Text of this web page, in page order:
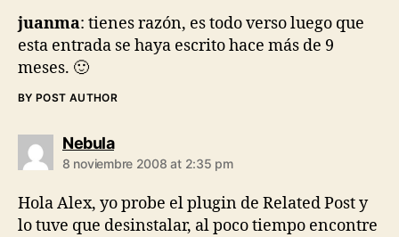
juanma: tienes razón, es todo verso luego que
esta entrada se haya escrito hace más de 9
meses. 🙂
BY POST AUTHOR
Nebulasays:
8 noviembre 2008 at 2:35 pm
Hola Alex, yo probe el plugin de Related Post y
lo tuve que desinstalar, al poco tiempo encontre